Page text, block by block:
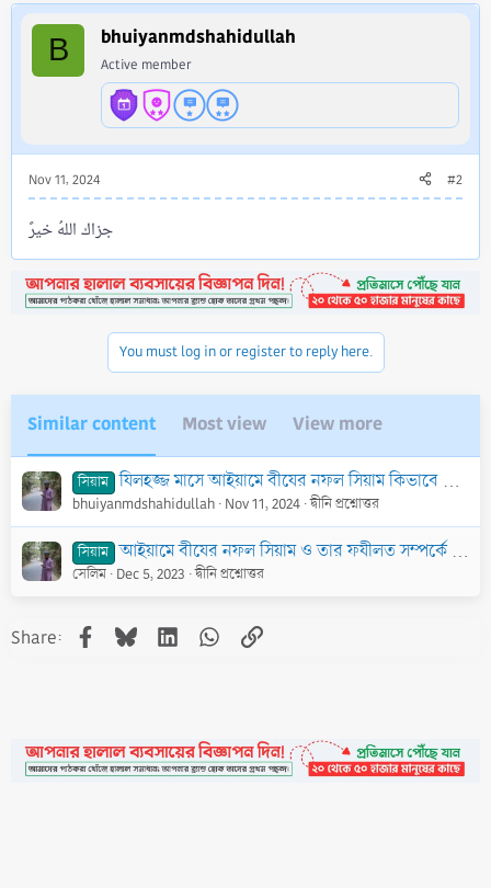
t
i
B bhuiyanmdshahidullah
Active member
Nov 11, 2024 #2
جزاك اللهُ خيرً
You must log in or register to reply here.
Similar content Most view View more
সিয়াম যিলহজ্জ মাসে আইয়ামে বীযের নফল সিয়াম কিভাবে রাখবো?
bhuiyanmdshahidullah Nov 11, 2024 দ্বীনি প্রশ্নোত্তর
সিয়াম আইয়ামে বীযের নফল সিয়াম ও তার ফযীলত সম্পর্কে জানতে চাই।
সেলিম Dec 5, 2023 দ্বীনি প্রশ্নোত্তর
Share: Facebook
BlueskyLinkedInWhatsApp
Link